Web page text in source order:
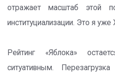
отражает масштаб этой
институциализации. Это я уже
Рейтинг «Яблока»
ситуативным.